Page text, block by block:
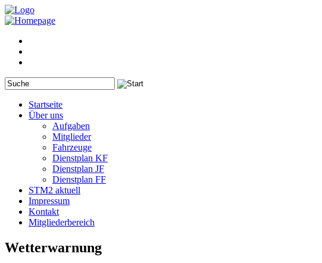
Startseite
Über uns
Aufgaben
Mitglieder
Fahrzeuge
Dienstplan KF
Dienstplan JF
Dienstplan FF
STM2 aktuell
Impressum
Kontakt
Mitgliederbereich
Wetterwarnung